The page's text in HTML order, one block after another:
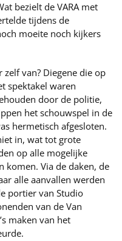
bezielt de VARA met
tijdens de
moeite noch kijkers
van? Diegene die op
spektakel waren
door de politie,
het schouwspel in de
hermetisch afgesloten.
in, wat tot grote
op alle mogelijke
komen. Via de daken, de
alle aanvallen werden
portier van Studio
van de Van
maken van het